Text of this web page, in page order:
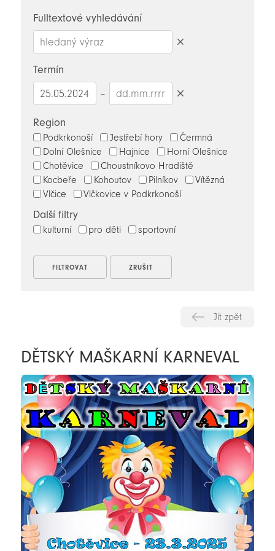
Fulltextové vyhledávání
Termín
–
Region
Podkrkonoší Jestřebí hory
Čermná
Dolní Olešnice
Hajnice
Horní Olešnice
Chotěvice
Choustníkovo Hradiště
Kocbeře
Kohoutov Pilníkov
Vítězná
Vlčice
Vlčkovice v Podkrkonoší
Další filtry
kulturní pro děti sportovní
Jít zpět
DĚTSKÝ MAŠKARNÍ KARNEVAL